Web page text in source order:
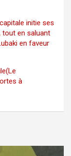
initie ses
tout en saluant
en faveur
à